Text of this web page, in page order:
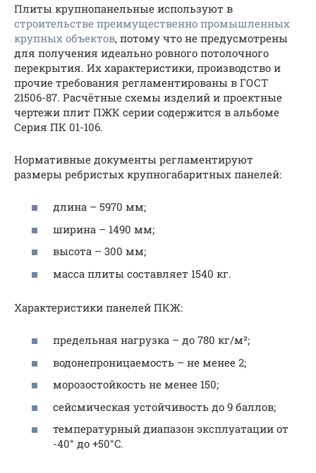
Плиты крупнопанельные используют в
строительстве преимущественно промышленных
крупных объектов, потому что не предусмотрены
для получения идеально ровного потолочного
перекрытия. Их характеристики, производство и
прочие требования регламентированы в ГОСТ
21506-87. Расчётные схемы изделий и проектные
чертежи плит ПЖК серии содержится в альбоме
Серия ПК 01-106.
Нормативные документы регламентируют
размеры ребристых крупногабаритных панелей:
длина – 5970 мм;
ширина – 1490 мм;
высота – 300 мм;
масса плиты составляет 1540 кг.
Характеристики панелей ПКЖ:
предельная нагрузка – до 780 кг/м²;
водонепроницаемость – не менее 2;
морозостойкость не менее 150;
сейсмическая устойчивость до 9 баллов;
температурный диапазон эксплуатации от
-40° до +50°C.